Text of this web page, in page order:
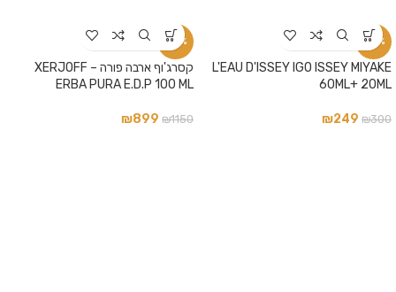
-17%
L'EAU D'ISSEY IGO ISSEY MIYAKE
60ML+ 20ML
₪300
₪249
-22%
קסרג'וף ארבה פורה – XERJOFF
ERBA PURA E.D.P 100 ML
₪1150
₪899